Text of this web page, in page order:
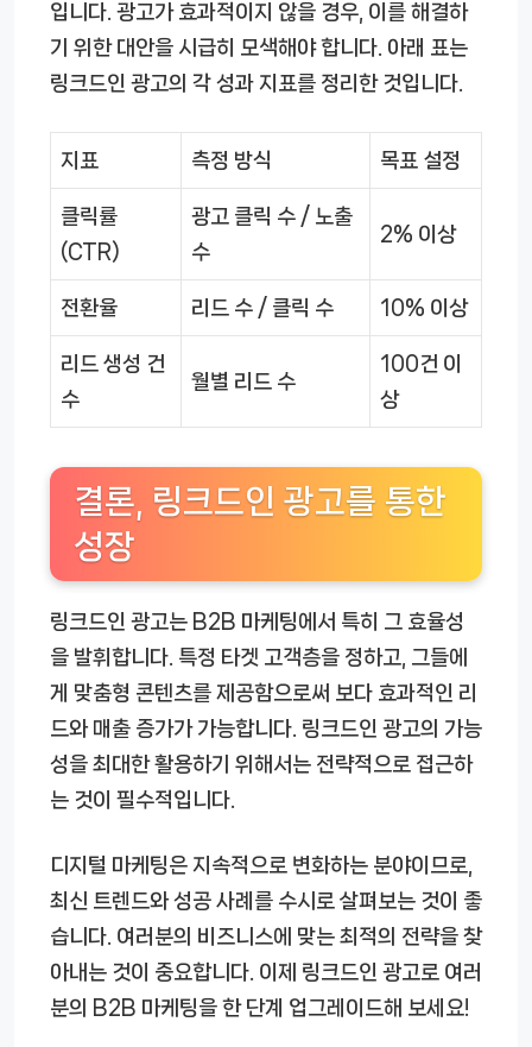
입니다. 광고가 효과적이지 않을 경우, 이를 해결하
기 위한 대안을 시급히 모색해야 합니다. 아래 표는
링크드인 광고의 각 성과 지표를 정리한 것입니다.
지표 측정 방식 목표 설정
클릭률
(CTR)
광고 클릭 수 / 노출
수
2% 이상
전환율 리드 수 / 클릭 수 10% 이상
리드 생성 건
수
월별 리드 수
100건 이
상
결론, 링크드인 광고를 통한
성장
링크드인 광고는 B2B 마케팅에서 특히 그 효율성
을 발휘합니다. 특정 타겟 고객층을 정하고, 그들에
게 맞춤형 콘텐츠를 제공함으로써 보다 효과적인 리
드와 매출 증가가 가능합니다. 링크드인 광고의 가능
성을 최대한 활용하기 위해서는 전략적으로 접근하
는 것이 필수적입니다.
디지털 마케팅은 지속적으로 변화하는 분야이므로,
최신 트렌드와 성공 사례를 수시로 살펴보는 것이 좋
습니다. 여러분의 비즈니스에 맞는 최적의 전략을 찾
아내는 것이 중요합니다. 이제 링크드인 광고로 여러
분의 B2B 마케팅을 한 단계 업그레이드해 보세요!